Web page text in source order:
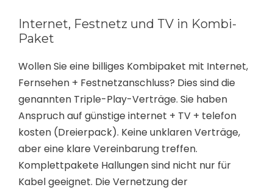
Internet, Festnetz und TV in Kombi-
Paket
Wollen Sie eine billiges Kombipaket mit Internet,
Fernsehen + Festnetzanschluss? Dies sind die
genannten Triple-Play-Verträge. Sie haben
Anspruch auf günstige internet + TV + telefon
kosten (Dreierpack). Keine unklaren Verträge,
aber eine klare Vereinbarung treffen.
Komplettpakete Hallungen sind nicht nur für
Kabel geeignet. Die Vernetzung der